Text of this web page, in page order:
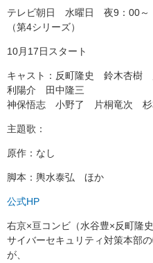
テレビ朝日 水曜日 夜9
（第4シリーズ）
10月17日スタ
キャスト：反町隆史 鈴木杏
利陽介 田中隆三
神保悟志 小野了 片桐竜次 杉
主題歌：
原作：なし
脚本：輿水泰弘 ほか
公式HP
右京×亘コンビ（水谷豊×反町隆
サイバーセキュリティ対策本部
が、